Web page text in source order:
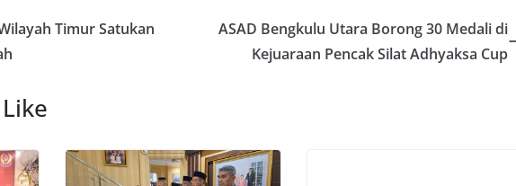
Timur Satukan
ASAD Bengkulu Utara Borong 30 Medali di
Kejuaraan Pencak Silat Adhyaksa Cup